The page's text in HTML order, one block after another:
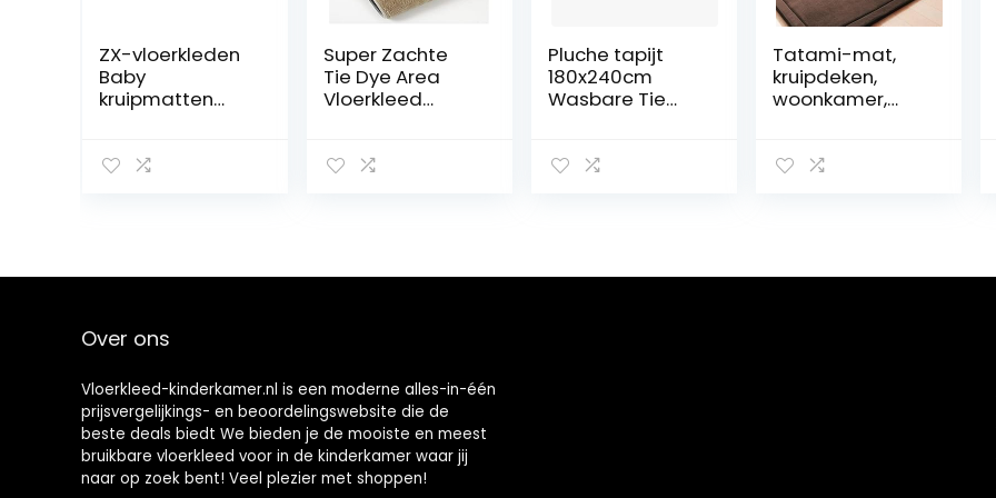
ZX-vloerkleden
Baby
kruipmatten
en thuis
Super Zachte
Tie Dye Area
Vloerkleed
Pluche Fluffy
Woonkamer
Pluche tapijt
180x240cm
Wasbare Tie
kinderen baby
Tatami-mat,
kruipdeken,
woonkamer,
koraal fluwelen
zacht en dik
Over ons
Vloerkleed-kinderkamer.nl is een moderne alles-in-één
prijsvergelijkings- en beoordelingswebsite die de
beste deals biedt We bieden je de mooiste en meest
bruikbare vloerkleed voor in de kinderkamer waar jij
naar op zoek bent! Veel plezier met shoppen!